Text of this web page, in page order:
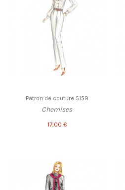
Patron de couture 5159
Chemises
17,00 €